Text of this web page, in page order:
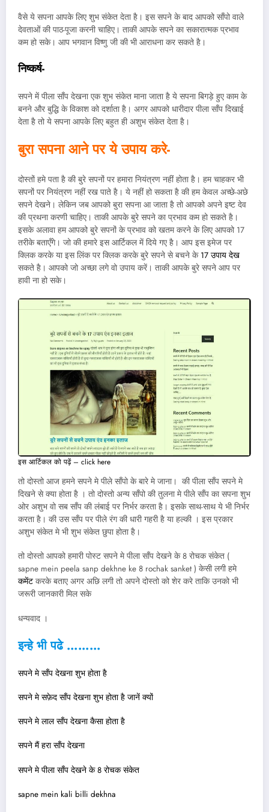
वैसे ये सपना आपके लिए शुभ संकेत देता है। इस सपने के बाद आपको साँपो वाले
देवताओं की पाठ-पूजा करनी चाहिए। ताकी आपके सपने का सकारात्मक प्रभाव
कम हो सके। आप भगवान विष्णु जी की भी आराधना कर सकते है।
निष्कर्ष-
सपने में पीला साँप देखना एक शुभ संकेत माना जाता है ये सपना बिगड़े हुए काम के
बनने और बुद्धि के विकाश को दर्शाता है। अगर आपको धारीदार पीला साँप दिखाई
देता है तो ये सपना आपके लिए बहुत ही अशुभ संकेत देता है।
बुरा सपना आने पर ये उपाय करे-
दोस्तों हमे पता है की बुरे सपनों पर हमारा नियंत्रण नहीं होता है। हम चाहकर भी
सपनों पर नियंत्रण नहीं रख पाते है। ये नहीं हो सकता है की हम केवल अच्छे-अछे
सपने देखने। लेकिन जब आपको बुरा सपना आ जाता है तो आपको अपने इष्ट देव
की प्रथना करणी चाहिए। ताकी आपके बुरे सपने का प्रभाव कम हो सकते है।
इसके अलावा हम आपको बुरे सपनों के प्रभाव को खतम करने के लिए आपको 17
तरीके बताएँगे। जो की हमारे इस आर्टिकल में दिये गए है। आप इस इमेज पर
क्लिक करके या इस लिंक पर क्लिक करके बुरे सपने से बचने के 17 उपाय देख
सकते है। आपको जो अच्छा लगे वो उपाय करें। ताकी आपके बुरे सपने आप पर
हावी ना हो सके।
इस आर्टिकल को पढ़ें – click here
तो दोस्तो आज हमने सपने मे पीले साँपो के बारे मे जाना। की पीला साँप सपने मे
दिखने से क्या होता है । तो दोस्तो अन्य साँपो की तुलना मे पीले साँप का सपना शुभ
ओर अशुभ वो सब साँप की लंबाई पर निर्भर करता है। इसके साथ-साथ ये भी निर्भर
करता है। की उस साँप पर पीले रंग की धारी गहरी है या हल्की । इस प्रकार
अशुभ संकेत मे भी शुभ संकेत छुपा होता है।
तो दोस्तो आपको हमारी पोस्ट सपने मे पीला साँप देखने के 8 रोचक संकेत (
sapne mein peela sanp dekhne ke 8 rochak sanket ) केसी लगी हमे
कमेंट करके बताए अगर अछि लगी तो अपने दोस्तो को शेर करे ताकि उनको भी
जरूरी जानकारी मिल सके
धन्यवाद ।
इन्हे भी पढे ………
सपने मे साँप देखना शुभ होता है
सपने मे सफ़ेद साँप देखना शुभ होता है जानें क्यों
सपने मे लाल साँप देखना कैसा होता है
सपने मैं हरा साँप देखना
सपने मे पीला साँप देखने के 8 रोचक संकेत
sapne mein kali billi dekhna